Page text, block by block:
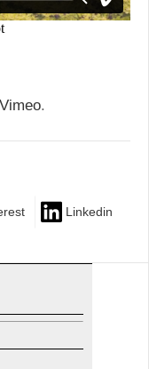
Vimeo.
Linkedin